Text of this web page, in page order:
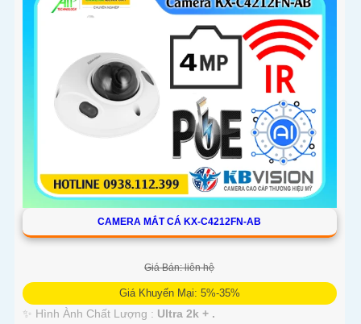
CAMERA MẮT CÁ KX-C4212FN-AB
Giá Bán: liên hệ
Giá Khuyến Mại: 5%-35%
✨ Hình Ành Chất Lượng : Ultra 2k + .